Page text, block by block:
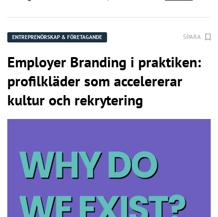
ENTREPRENÖRSKAP & FÖRETAGANDE SPARA
Employer Branding i praktiken:
profilkläder som accelererar
kultur och rekrytering